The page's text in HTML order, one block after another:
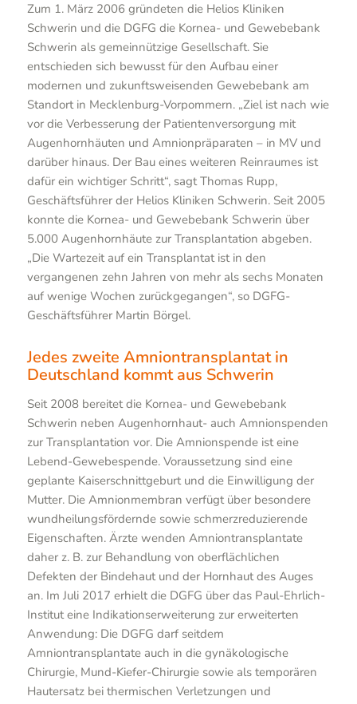
Zum 1. März 2006 gründeten die Helios Kliniken
Schwerin und die DGFG die Kornea- und Gewebebank
Schwerin als gemeinnützige Gesellschaft. Sie
entschieden sich bewusst für den Aufbau einer
modernen und zukunftsweisenden Gewebebank am
Standort in Mecklenburg-Vorpommern. „Ziel ist nach wie
vor die Verbesserung der Patientenversorgung mit
Augenhornhäuten und Amnionpräparaten – in MV und
darüber hinaus. Der Bau eines weiteren Reinraumes ist
dafür ein wichtiger Schritt“, sagt Thomas Rupp,
Geschäftsführer der Helios Kliniken Schwerin. Seit 2005
konnte die Kornea- und Gewebebank Schwerin über
5.000 Augenhornhäute zur Transplantation abgeben.
„Die Wartezeit auf ein Transplantat ist in den
vergangenen zehn Jahren von mehr als sechs Monaten
auf wenige Wochen zurückgegangen“, so DGFG-
Geschäftsführer Martin Börgel.
Jedes zweite Amniontransplantat in
Deutschland kommt aus Schwerin
Seit 2008 bereitet die Kornea- und Gewebebank
Schwerin neben Augenhornhaut- auch Amnionspenden
zur Transplantation vor. Die Amnionspende ist eine
Lebend-Gewebespende. Voraussetzung sind eine
geplante Kaiserschnittgeburt und die Einwilligung der
Mutter. Die Amnionmembran verfügt über besondere
wundheilungsfördernde sowie schmerzreduzierende
Eigenschaften. Ärzte wenden Amniontransplantate
daher z. B. zur Behandlung von oberflächlichen
Defekten der Bindehaut und der Hornhaut des Auges
an. Im Juli 2017 erhielt die DGFG über das Paul-Ehrlich-
Institut eine Indikationserweiterung zur erweiterten
Anwendung: Die DGFG darf seitdem
Amniontransplantate auch in die gynäkologische
Chirurgie, Mund-Kiefer-Chirurgie sowie als temporären
Hautersatz bei thermischen Verletzungen und